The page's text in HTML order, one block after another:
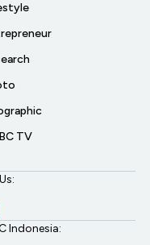
TV
Indonesia: